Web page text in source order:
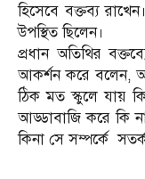
হিসেবে বক্তব্য
উপস্থিত ছিলেন।
প্রধান অতিথির
আকর্শন করে বলেন,
ঠিক মত স্কুলে যায়
আড্ডাবাজি করে কি
কিনা সে সম্পর্কে